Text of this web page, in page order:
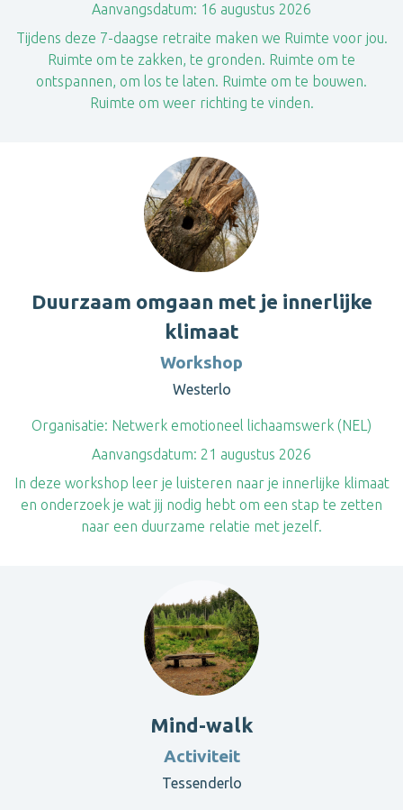
Aanvangsdatum: 16 augustus 2026
Tijdens deze 7-daagse retraite maken we Ruimte voor jou.
Ruimte om te zakken, te gronden. Ruimte om te
ontspannen, om los te laten. Ruimte om te bouwen.
Ruimte om weer richting te vinden.
Duurzaam omgaan met je innerlijke
klimaat
Workshop
Westerlo
Organisatie: Netwerk emotioneel lichaamswerk (NEL)
Aanvangsdatum: 21 augustus 2026
In deze workshop leer je luisteren naar je innerlijke klimaat
en onderzoek je wat jij nodig hebt om een stap te zetten
naar een duurzame relatie met jezelf.
Mind-walk
Activiteit
Tessenderlo